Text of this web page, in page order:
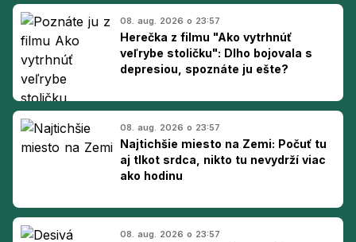
08. aug. 2026 o 23:57
Herečka z filmu "Ako vytrhnúť
veľrybe stoličku": Dlho bojovala s
depresiou, spoznáte ju ešte?
08. aug. 2026 o 23:57
Najtichšie miesto na Zemi: Počuť tu
aj tlkot srdca, nikto tu nevydrží viac
ako hodinu
08. aug. 2026 o 23:57